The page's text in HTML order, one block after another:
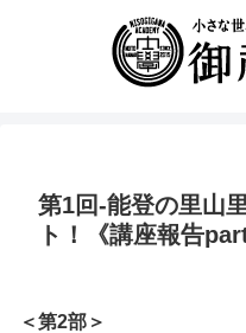
第1回-能登の里山
ト！《講座報告
＜第2部＞